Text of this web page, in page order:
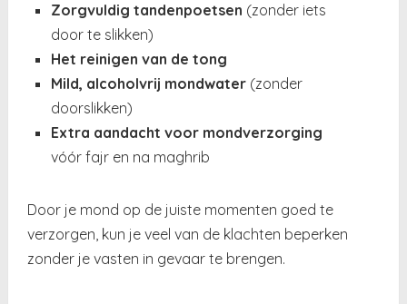
Zorgvuldig tandenpoetsen (zonder iets
door te slikken)
Het reinigen van de tong
Mild, alcoholvrij mondwater (zonder
doorslikken)
Extra aandacht voor mondverzorging
vóór fajr en na maghrib
Door je mond op de juiste momenten goed te
verzorgen, kun je veel van de klachten beperken
zonder je vasten in gevaar te brengen.